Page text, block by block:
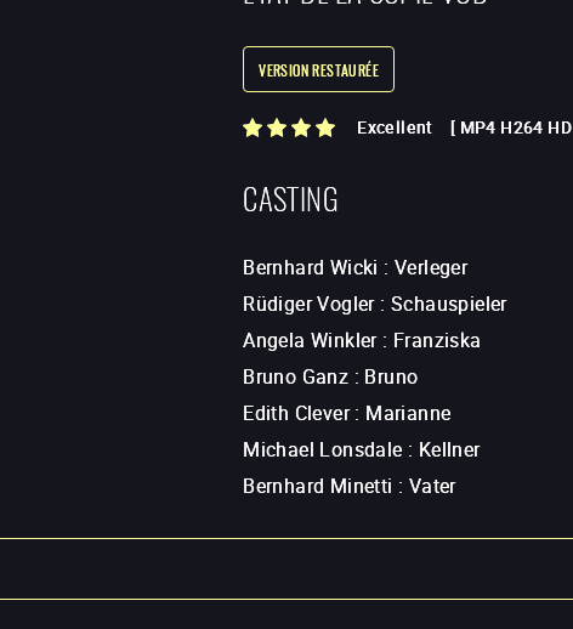
VERSION RESTAURÉE
Excellent [ MP4 H264 HD
CASTING
Bernhard Wicki :Verleger
Rüdiger Vogler:Schauspieler
Angela Winkler: Franziska
Bruno Ganz : Bruno
Edith Clever: Marianne
Michael Lonsdale : Kellner
Bernhard Minetti : Vater